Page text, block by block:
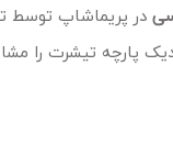
در پریماشاپ
پارچه تیشرت را